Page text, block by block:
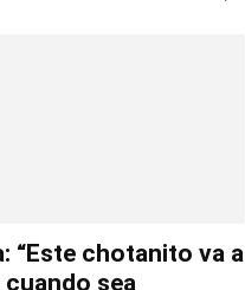
“Este chotanito va a
sea